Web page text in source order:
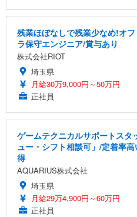
残業ほぼなしで残業少なめ!オ
ラ保守エンジニア/賞与あり
株式会社RIOT
埼玉県
月給30万9,000円～50万円
正社員
ゲームテクニカルサポートスタ
ュー・シフト相談可」/定着率
得
AQUARIUS株式会社
埼玉県
月給29万4,900円～60万円
正社員